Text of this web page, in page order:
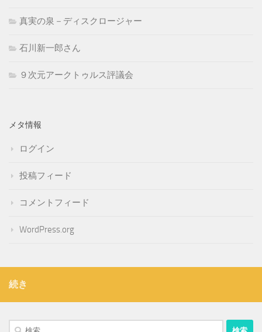
真実の泉－ディスクロージャー
石川新一郎さん
９次元アークトゥルス評議会
メタ情報
ログイン
投稿フィード
コメントフィード
WordPress.org
続き
検